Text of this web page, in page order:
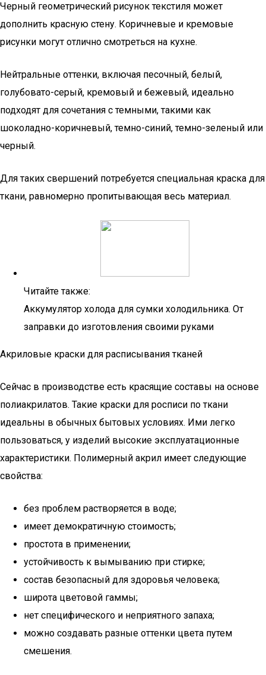
Черный геометрический рисунок текстиля может
дополнить красную стену. Коричневые и кремовые
рисунки могут отлично смотреться на кухне.
Нейтральные оттенки, включая песочный, белый,
голубовато-серый, кремовый и бежевый, идеально
подходят для сочетания с темными, такими как
шоколадно-коричневый, темно-синий, темно-зеленый или
черный.
Для таких свершений потребуется специальная краска для
ткани, равномерно пропитывающая весь материал.
Читайте также:
Аккумулятор холода для сумки холодильника. От
заправки до изготовления своими руками
Акриловые краски для расписывания тканей
Сейчас в производстве есть красящие составы на основе
полиакрилатов. Такие краски для росписи по ткани
идеальны в обычных бытовых условиях. Ими легко
пользоваться, у изделий высокие эксплуатационные
характеристики. Полимерный акрил имеет следующие
свойства:
без проблем растворяется в воде;
имеет демократичную стоимость;
простота в применении;
устойчивость к вымыванию при стирке;
состав безопасный для здоровья человека;
широта цветовой гаммы;
нет специфического и неприятного запаха;
можно создавать разные оттенки цвета путем
смешения.